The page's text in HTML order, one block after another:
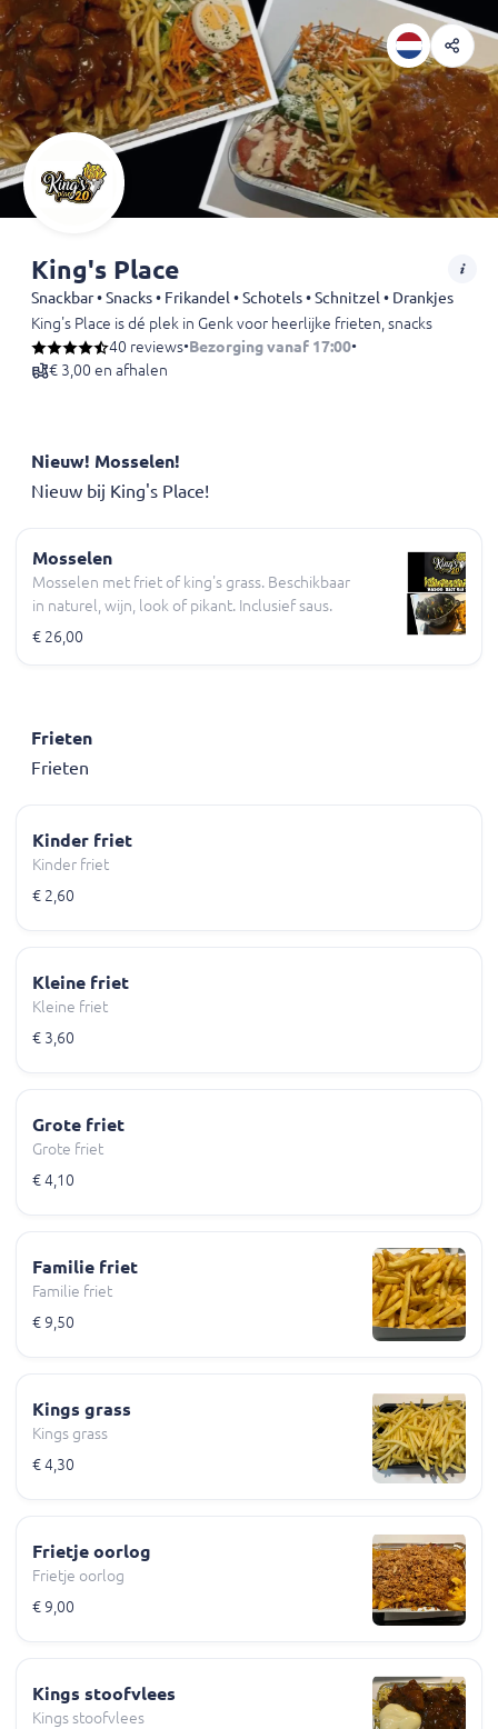
King's Place
Snackbar • Snacks • Frikandel • Schotels • Schnitzel • Drankjes
King's Place is dé plek in Genk voor heerlijke frieten, snacks en
Geniet van een uitgebreid menu met klassiekers zoals friet
Ideaal voor snelle take-away of een smakelijke maaltijd met
40 reviews•Bezorging vanaf 17:00•
€ 3,00 en afhalen
Nieuw! Mosselen!
Nieuw bij King's Place!
Mosselen
Mosselen met friet of king's grass. Beschikbaar
in naturel, wijn, look of pikant. Inclusief saus.
€ 26,00
Frieten
Frieten
Kinder friet
Kinder friet
€ 2,60
Kleine friet
Kleine friet
€ 3,60
Grote friet
Grote friet
€ 4,10
Familie friet
Familie friet
€ 9,50
Kings grass
Kings grass
€ 4,30
Frietje oorlog
Frietje oorlog
€ 9,00
Kings stoofvlees
Kings stoofvlees